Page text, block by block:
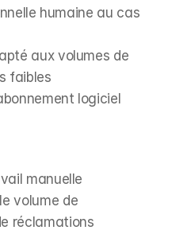
humaine au cas
aux volumes de
faibles
logiciel
manuelle
volume de
réclamations